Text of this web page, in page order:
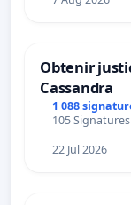
Obtenir
Cassandra
1 088
105
22 Jul 2026